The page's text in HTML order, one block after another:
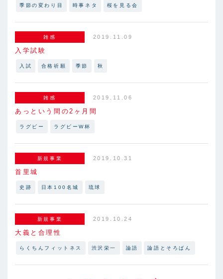
季節の変わり目 時事ネタ 桜を見る会
雑感 2019.11.09
入学試験
入試 合格祈願 季節 秋
雑感 2019.11.06
あっという間の2ヶ月間
ラグビー ラグビーW杯
新規事業 2019.10.31
首里城
史跡 日本100名城 琉球
新規事業 2019.10.24
大義と合理性
らくちんフィットネス 渋沢栄一 論語 論語とそろばん